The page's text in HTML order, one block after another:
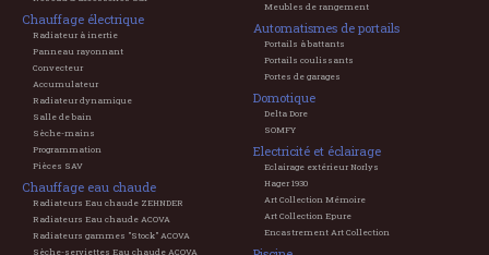
Chauffage électrique
Radiateur à inertie
Panneau rayonnant
Convecteur
Accumulateur
Radiateur dynamique
Salle de bain
Sèche-mains
Programmation
Pièces SAV
Chauffage eau chaude
Radiateurs Eau chaude ZEHNDER
Radiateurs Eau chaude ACOVA
Radiateurs gammes "Stock" ACOVA
Sèche-serviettes Eau chaude ACOVA
Meubles de rangement
Automatismes de portails
Portails à battants
Portails coulissants
Portes de garages
Domotique
Delta Dore
SOMFY
Electricité et éclairage
Eclairage extérieur Norlys
Hager 1930
Art Collection Mémoire
Art Collection Epure
Encastrement Art Collection